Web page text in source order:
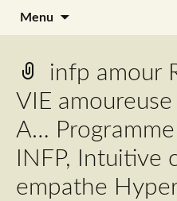
Julia Noyel
Menu
infp amour
VIE
A…
INFP, Intuitive
empathe